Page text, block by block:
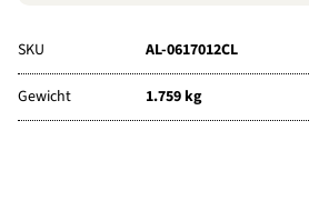
SKU AL-0617012CL
Gewicht 1.759 kg